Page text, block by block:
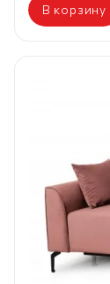
В корзину